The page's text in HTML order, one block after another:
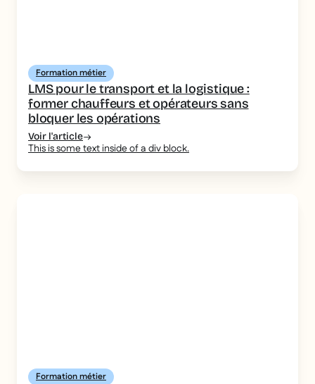
Formation métier
LMS pour le transport et la logistique :
former chauffeurs et opérateurs sans
bloquer les opérations
Voir l'article
This is some text inside of a div block.
Formation métier